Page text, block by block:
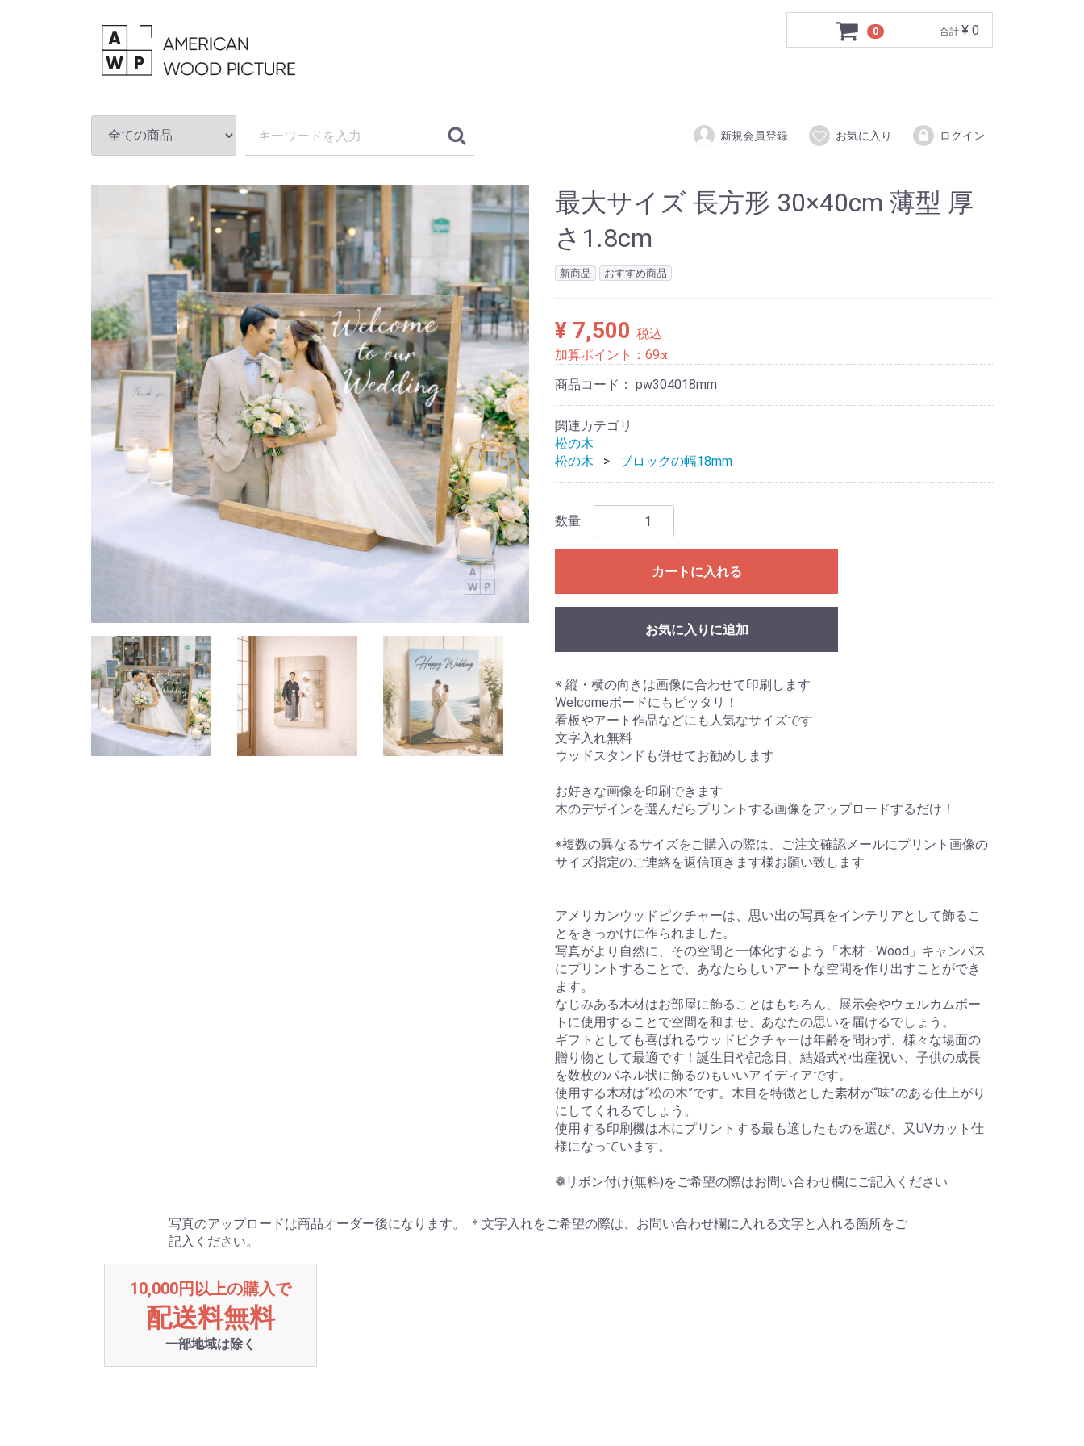
0 合計 ¥ 0
新規会員登録 お気に入り ログイン
最大サイズ 長方形 30×40cm 薄型 厚
さ1.8cm
新商品 おすすめ商品
¥ 7,500 税込
加算ポイント： 69pt
商品コード： pw304018mm
関連カテゴリ
松の木
松の木
ブロックの幅18mm
数量
カートに入れる
お気に入りに追加
※ 縦・横の向きは画像に合わせて印刷します
Welcomeボードにもピッタリ！
看板やアート作品などにも人気なサイズです
文字入れ無料
ウッドスタンドも併せてお勧めします
お好きな画像を印刷できます
木のデザインを選んだらプリントする画像をアップロードするだけ！
※複数の異なるサイズをご購入の際は、ご注文確認メールにプリント画像の
サイズ指定のご連絡を返信頂きます様お願い致します
アメリカンウッドピクチャーは、思い出の写真をインテリアとして飾るこ
とをきっかけに作られました。
写真がより自然に、その空間と一体化するよう「木材 - Wood」キャンパス
にプリントすることで、あなたらしいアートな空間を作り出すことができ
ます。
なじみある木材はお部屋に飾ることはもちろん、展示会やウェルカムボー
トに使用することで空間を和ませ、あなたの思いを届けるでしょう。
ギフトとしても喜ばれるウッドピクチャーは年齢を問わず、様々な場面の
贈り物として最適です！誕生日や記念日、結婚式や出産祝い、子供の成長
を数枚のパネル状に飾るのもいいアイディアです。
使用する木材は“松の木”です。木目を特徴とした素材が“味”のある仕上がり
にしてくれるでしょう。
使用する印刷機は木にプリントする最も適したものを選び、又UVカット仕
様になっています。
❁リボン付け(無料)をご希望の際はお問い合わせ欄にご記入ください
写真のアップロードは商品オーダー後になります。 ＊文字入れをご希望の際は、お問い合わせ欄に入れる文字と入れる箇所をご
記入ください。
10,000円以上の購入で
配送料無料
一部地域は除く